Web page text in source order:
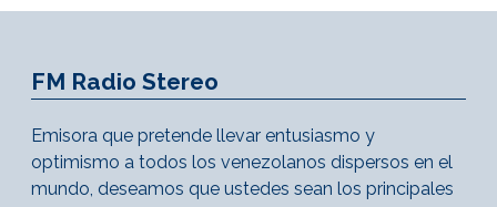
FM Radio Stereo
Emisora que pretende llevar entusiasmo y
optimismo a todos los venezolanos dispersos en el
mundo, deseamos que ustedes sean los principales